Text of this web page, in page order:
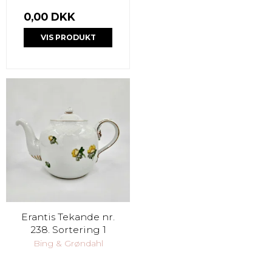
0,00 DKK
VIS PRODUKT
Erantis Tekande nr.
238. Sortering 1
Bing & Grøndahl